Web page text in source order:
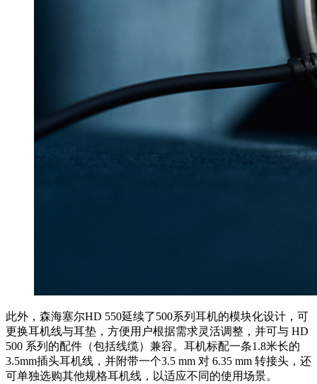
此外，森海塞尔HD 550延续了500系列耳机的模块化设计，可
更换耳机线与耳垫，方便用户根据需求灵活调整，并可与 HD
500 系列的配件（包括线缆）兼容。耳机标配一条1.8米长的
3.5mm插头耳机线，并附带一个3.5 mm 对 6.35 mm 转接头，还
可单独选购其他规格耳机线，以适应不同的使用场景。